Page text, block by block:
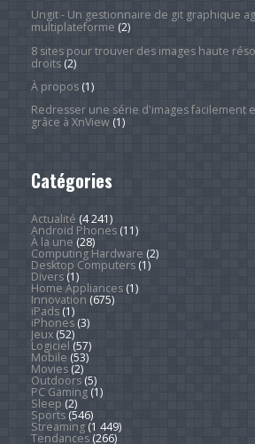
Ungit - Un gestionnaire de git graphique
multiplateforme (2)
8 sites pour trouver des images haute
droits(2)
À propos(1)
Redresser une série d'images facilement
grâce à XnView(1)
Catégories
Actualité (4 241)
Android Phones(11)
À la une (28)
Computing Hardware (2)
Desktop Computers(1)
Divers(1)
Home Appliances(1)
Innovation (675)
iPads(1)
iPhones(3)
Jeux(52)
Logiciel (57)
Mobile (53)
Movies(2)
Outdoors(5)
PC Gaming(1)
Sleep (2)
Sports(546)
Streaming(1 449)
Tendances(266)